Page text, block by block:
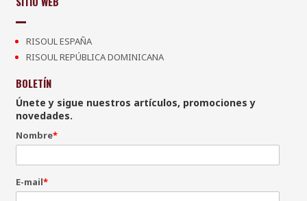
RISOUL ESPAÑA
RISOUL REPÚBLICA DOMINICANA
BOLETÍN
Únete y sigue nuestros artículos, promociones y
novedades.
Nombre*
E-mail*